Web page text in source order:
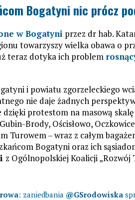
Bogatyni nic prócz
w Bogatyni przez dr hab.
towarzyszy wielka obawa o
teraz dotyka ich problem
i powiatu zgorzeleckiego
nie daje żadnych
protestom na masową
Brody, Ościsłowo,
Turowem – wraz z całym
Bogatyni oraz ich
z Ogólnopolskiej Koalicji „Rozwój
: zaniedbania @GSrodowiska